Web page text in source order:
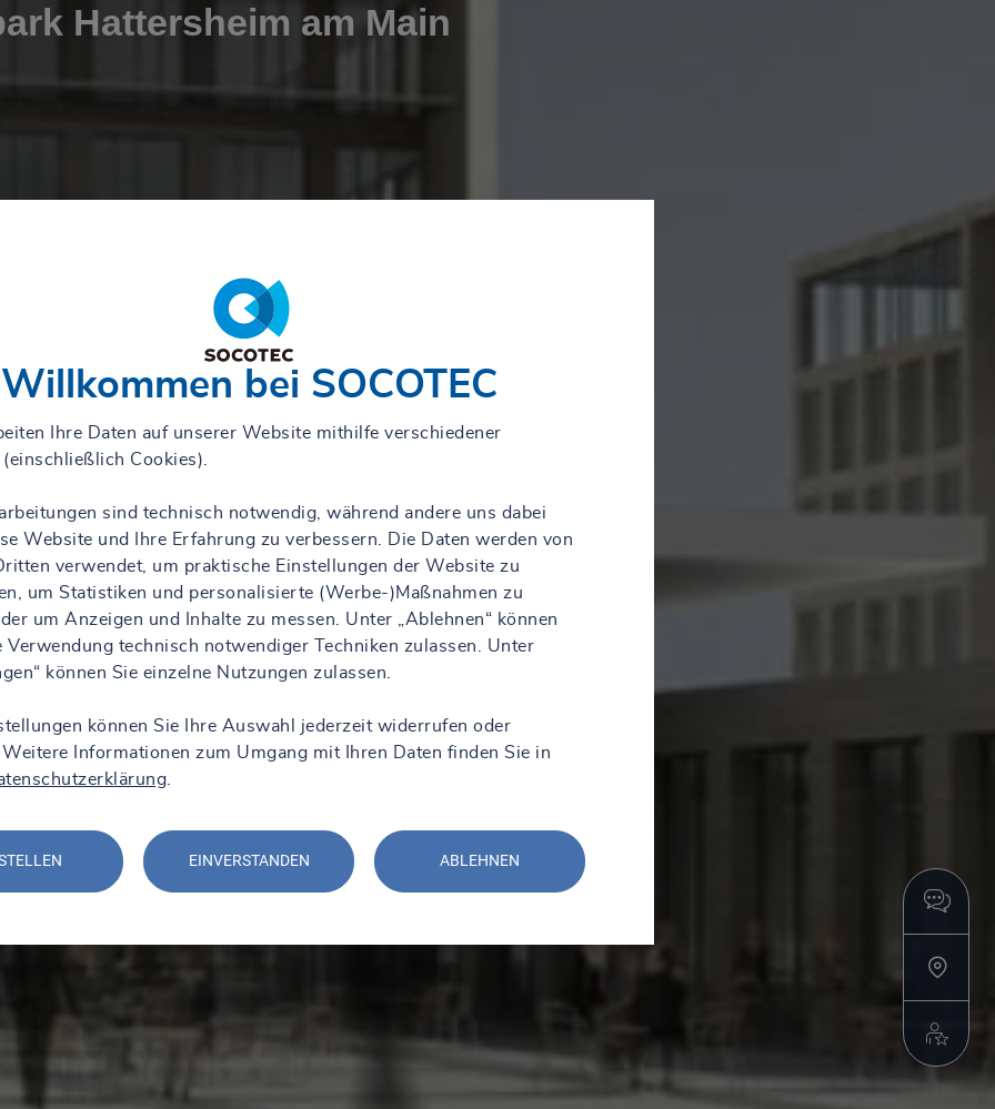
Hattersheim am Main
Willkommen bei SOCOTEC
Ihre Daten auf unserer Website mithilfe verschiedener
Cookies).
sind technisch notwendig, während andere uns dabei
Website und Ihre Erfahrung zu verbessern. Die Daten werden von
verwendet, um praktische Einstellungen der Website zu
um Statistiken und personalisierte (Werbe-)Maßnahmen zu
um Anzeigen und Inhalte zu messen. Unter „Ablehnen“ können
Verwendung technisch notwendiger Techniken zulassen. Unter
können Sie einzelne Nutzungen zulassen.
können Sie Ihre Auswahl jederzeit widerrufen oder
Weitere Informationen zum Umgang mit Ihren Daten finden Sie in
EINVERSTANDEN ABLEHNEN